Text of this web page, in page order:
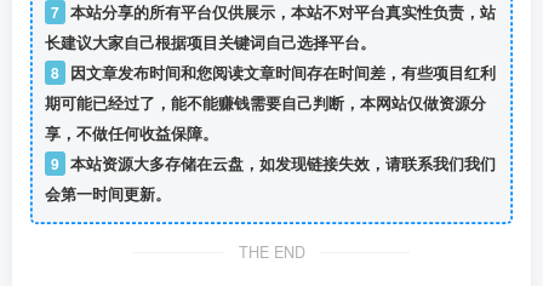
7 本站分享的所有平台仅供展示，本站不对平台真实性负责，站
长建议大家自己根据项目关键词自己选择平台。
8 因文章发布时间和您阅读文章时间存在时间差，有些项目红利
期可能已经过了，能不能赚钱需要自己判断，本网站仅做资源分
享，不做任何收益保障。
9 本站资源大多存储在云盘，如发现链接失效，请联系我们我们
会第一时间更新。
THE END